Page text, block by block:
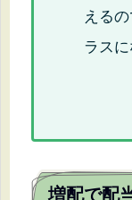
える
ラス
増配で配